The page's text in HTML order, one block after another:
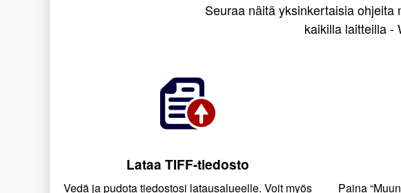
Seuraa näitä yksinkertaisia ohjeita
kaikilla laitteilla -
Lataa TIFF-tiedosto
Vedä ja pudota tiedostosi latausalueelle. Voit myös
Paina